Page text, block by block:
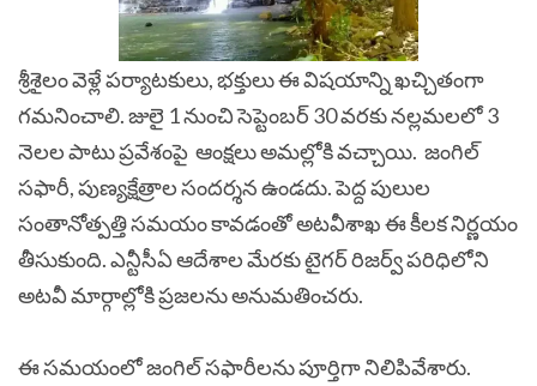
శ్రీశైలం వెళ్లే పర్యాటకులు, భక్తులు ఈ విషయాన్ని ఖచ్చితంగా
గమనించాలి. జులై 1 నుంచి సెప్టెంబర్ 30 వరకు నల్లమలలో 3
నెలల పాటు ప్రవేశంపై ఆంక్షలు అమల్లోకి వచ్చాయి. జంగిల్‌
సఫారీ, పుణ్యక్షేత్రాల సందర్శన ఉండదు. పెద్ద పులుల
సంతానోత్పత్తి సమయం కావడంతో అటవీశాఖ ఈ కీలక నిర్ణయం
తీసుకుంది. ఎన్టీసీఏ ఆదేశాల మేరకు టైగర్ రిజర్వ్ పరిధిలోని
అటవీ మార్గాల్లోకి ప్రజలను అనుమతించరు.
ఈ సమయంలో జంగిల్ సఫారీలను పూర్తిగా నిలిపివేశారు.